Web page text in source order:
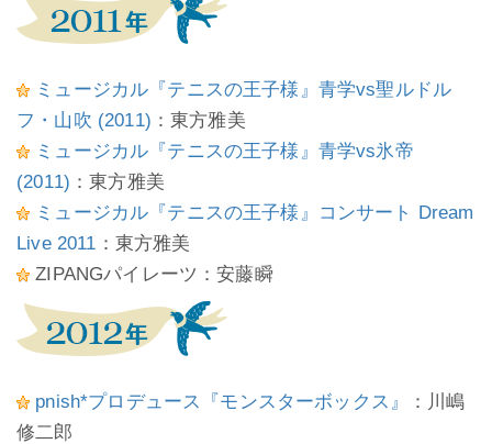
ミュージカル『テニスの王子様』青学vs聖ルドル
フ・山吹 (2011) ：東方雅美
ミュージカル『テニスの王子様』青学vs氷帝
(2011) ：東方雅美
ミュージカル『テニスの王子様』コンサート Dream
Live 2011 ：東方雅美
ZIPANGパイレーツ：安藤瞬
pnish*プロデュース『モンスターボックス』
：川嶋
修二郎